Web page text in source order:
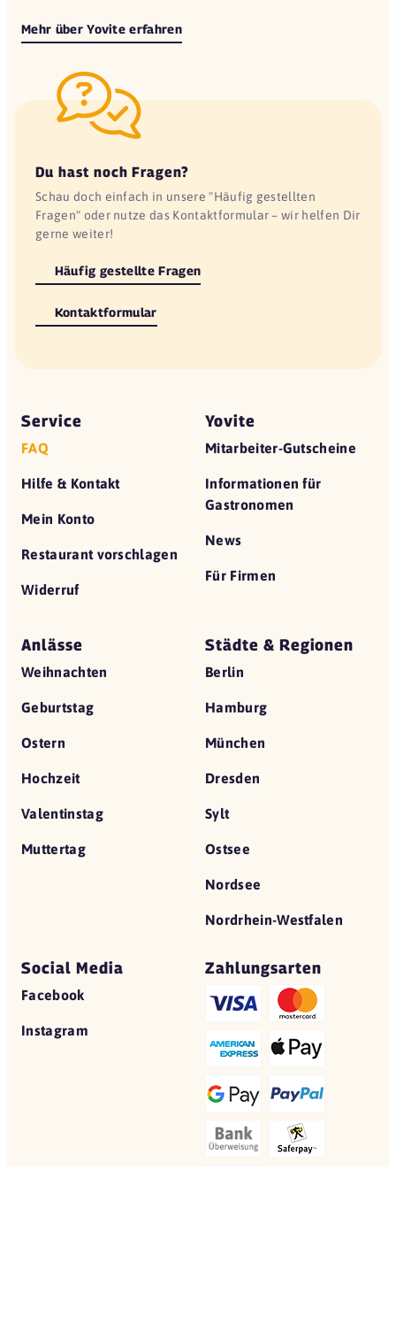
Mehr über Yovite erfahren
Du hast noch Fragen?
Schau doch einfach in unsere "Häufig gestellten
Fragen" oder nutze das Kontaktformular – wir helfen Dir
gerne weiter!
Häufig gestellte Fragen
Kontaktformular
Service
FAQ
Hilfe & Kontakt
Mein Konto
Restaurant vorschlagen
Widerruf
Yovite
Mitarbeiter-Gutscheine
Informationen für
Gastronomen
News
Für Firmen
Anlässe
Weihnachten
Geburtstag
Ostern
Hochzeit
Valentinstag
Muttertag
Städte & Regionen
Berlin
Hamburg
München
Dresden
Sylt
Ostsee
Nordsee
Nordrhein-Westfalen
Social Media
Facebook
Instagram
Zahlungsarten